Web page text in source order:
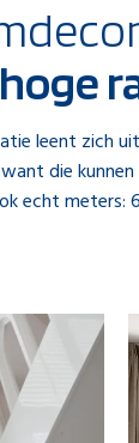
hoge
leent zich
die
echt meters: